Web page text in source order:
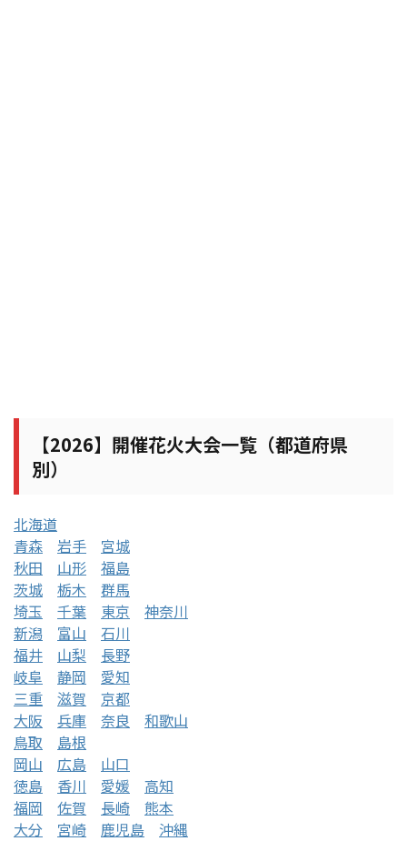
【2026】開催花火大会一覧（都道府県
別）
北海道
青森
岩手
宮城
秋田
山形
福島
茨城
栃木
群馬
埼玉
千葉 東京
神奈川
新潟
富山
石川
福井
山梨
長野
岐阜
静岡
愛知
三重
滋賀
京都
大阪
兵庫 奈良
和歌山
鳥取
島根
岡山
広島
山口
徳島
香川 愛媛
高知
福岡
佐賀 長崎
熊本
大分
宮崎 鹿児島 沖縄